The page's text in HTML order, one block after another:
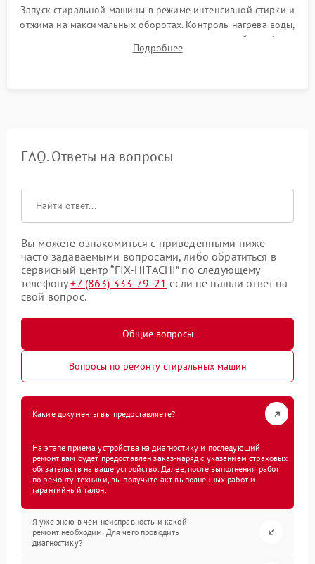
Запуск стиральной машины в режиме интенсивной стирки и
отжима на максимальных оборотах. Контроль нагрева воды,
корректности слива, отсутствия излишних вибраций,
посторонних стуков и протечек под корпусом.
Подробнее
FAQ. Ответы на вопросы
Вы можете ознакомиться с приведенными ниже
часто задаваемыми вопросами, либо обратиться в
сервисный центр “FIX-HITACHI” по следующему
телефону+7 (863) 333-79-21 если не нашли ответ на
свой вопрос.
Общие вопросы
Вопросы по ремонту стиральных машин
Какие документы вы предоставляете?
На этапе приема устройства на диагностику и последующий
ремонт вам будет предоставлен заказ-наряд с указанием страховых
обязательств на ваше устройство. Далее, после выполнения работ
по ремонту техники, вы получите акт выполненных работ и
гарантийный талон.
Я уже знаю в чем неисправность и какой
ремонт необходим. Для чего проводить
диагностику?